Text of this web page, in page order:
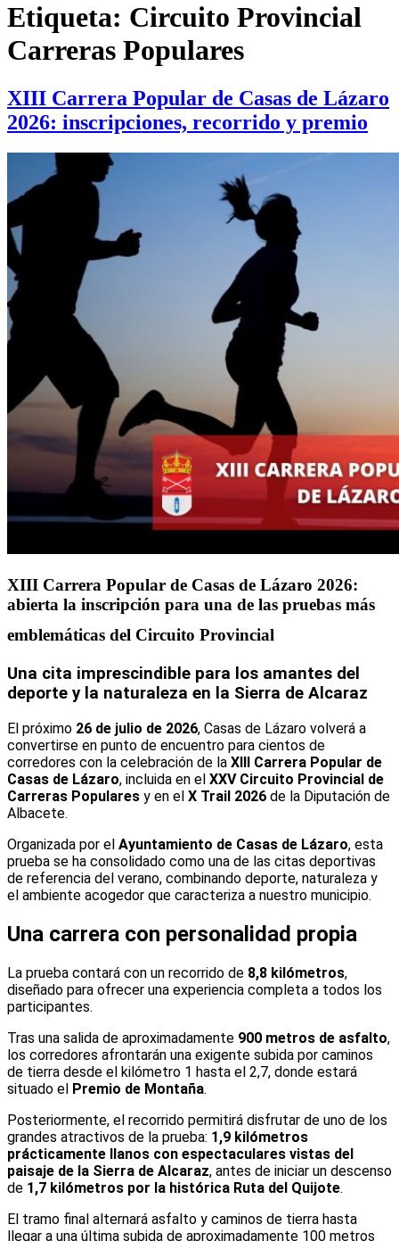
Etiqueta: Circuito Provincial
Carreras Populares
XIII Carrera Popular de Casas de Lázaro
2026: inscripciones, recorrido y premio
XIII Carrera Popular de Casas de Lázaro 2026:
abierta la inscripción para una de las pruebas más
emblemáticas del Circuito Provincial
Una cita imprescindible para los amantes del
deporte y la naturaleza en la Sierra de Alcaraz
El próximo 26 de julio de 2026, Casas de Lázaro volverá a
convertirse en punto de encuentro para cientos de
corredores con la celebración de la XIII Carrera Popular de
Casas de Lázaro, incluida en el XXV Circuito Provincial de
Carreras Populares y en el X Trail 2026 de la Diputación de
Albacete.
Organizada por el Ayuntamiento de Casas de Lázaro, esta
prueba se ha consolidado como una de las citas deportivas
de referencia del verano, combinando deporte, naturaleza y
el ambiente acogedor que caracteriza a nuestro municipio.
Una carrera con personalidad propia
La prueba contará con un recorrido de 8,8 kilómetros,
diseñado para ofrecer una experiencia completa a todos los
participantes.
Tras una salida de aproximadamente 900 metros de asfalto,
los corredores afrontarán una exigente subida por caminos
de tierra desde el kilómetro 1 hasta el 2,7, donde estará
situado el Premio de Montaña.
Posteriormente, el recorrido permitirá disfrutar de uno de los
grandes atractivos de la prueba: 1,9 kilómetros
prácticamente llanos con espectaculares vistas del
paisaje de la Sierra de Alcaraz, antes de iniciar un descenso
de 1,7 kilómetros por la histórica Ruta del Quijote.
El tramo final alternará asfalto y caminos de tierra hasta
llegar a una última subida de aproximadamente 100 metros